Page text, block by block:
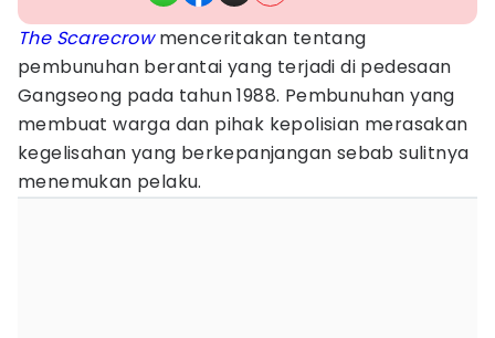
The Scarecrowmenceritakan tentang
pembunuhan berantai yang terjadi di pedesaan
Gangseong pada tahun 1988. Pembunuhan yang
membuat warga dan pihak kepolisian merasakan
kegelisahan yang berkepanjangan sebab sulitnya
menemukan pelaku.